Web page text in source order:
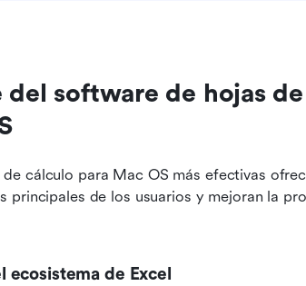
software de hojas
cálculo para Mac OS más efectivas
principales de los usuarios y mejoran la
de Excel